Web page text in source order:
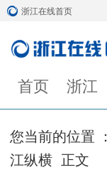
浙江在线首页
首页 浙江
您当前的位置 ：
江纵横 正文